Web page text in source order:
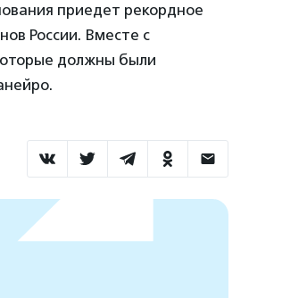
приедет рекордное
России. Вместе с
должны были